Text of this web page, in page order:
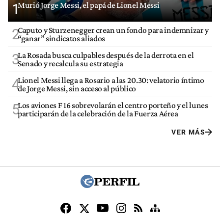
1Murió Jorge Messi, el papá de Lionel Messi
2Caputo y Sturzenegger crean un fondo para indemnizar y
“ganar” sindicatos aliados
3La Rosada busca culpables después de la derrota en el
Senado y recalcula su estrategia
4Lionel Messi llega a Rosario a las 20.30: velatorio íntimo
de Jorge Messi, sin acceso al público
5Los aviones F 16 sobrevolarán el centro porteño y el lunes
participarán de la celebración de la Fuerza Aérea
VER MÁS